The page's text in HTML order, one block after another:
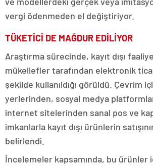
vergi ödenmeden el değiştiriyor.
TÜKETİCİ DE MAĞDUR EDİLİYOR
Araştırma sürecinde, kayıt dışı
mükellefler tarafından elektronik
şekilde kullanıldığı görüldü. Çevrim
yerlerinden, sosyal medya
internet sitelerinden sanal pos ve
imkanlarla kayıt dışı ürünlerin
belirlendi.
İncelemeler kapsamında, bu ürünler